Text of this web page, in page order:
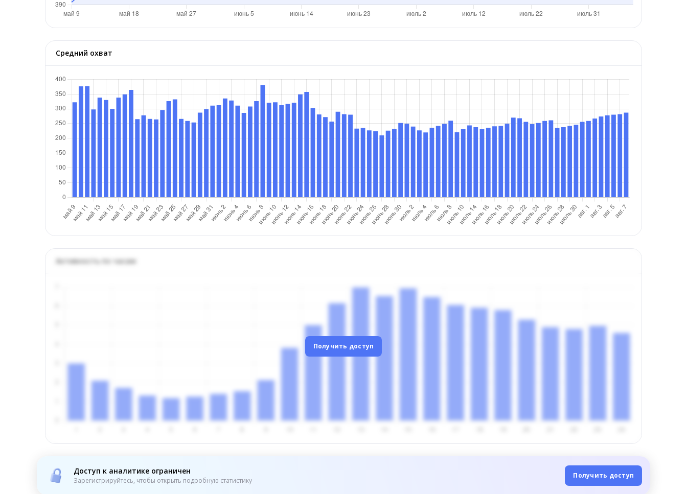
Средний охват
Активность по часам
Получить доступ
Доступ к аналитике ограничен
Зарегистрируйтесь, чтобы открыть подробную статистику
Получить доступ